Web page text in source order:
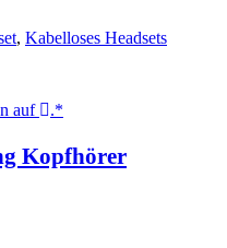
, Kabelloses Headsets
auf .*
Kopfhörer